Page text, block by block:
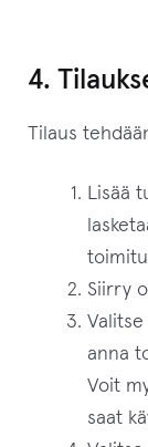
4.
Tilaus
Lisää
Siirry
anna
Voit
saat